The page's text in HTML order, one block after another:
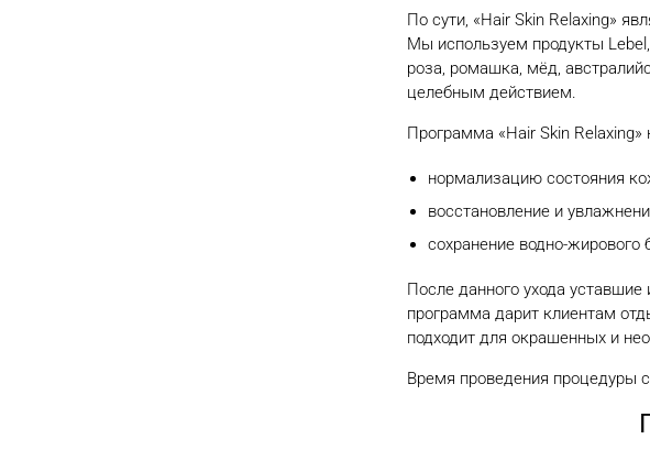
По сути, «Hair Skin Relaxing»
Мы используем продукты
роза, ромашка, мёд,
целебным действием.
Программа «Hair Skin Relaxing»
нормализацию состояния
восстановление и
сохранение водно-жирового
После данного ухода
программа дарит клиентам
подходит для окрашенных и
Время проведения процедуры